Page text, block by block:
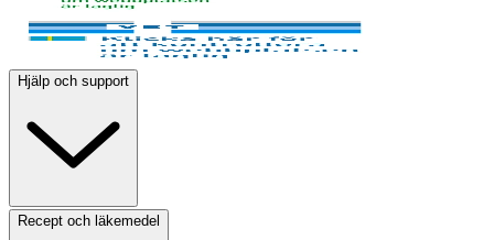
Hjälp och support
Recept och läkemedel